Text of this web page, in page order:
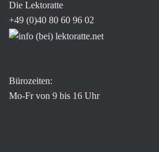
Die Lektoratte
+49 (0)40 80 60 96 02
Bürozeiten:
Mo-Fr von 9 bis 16 Uhr